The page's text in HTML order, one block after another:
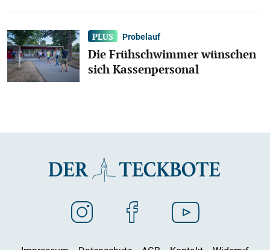
Probelauf
Die Frühschwimmer wünschen
sich Kassenpersonal